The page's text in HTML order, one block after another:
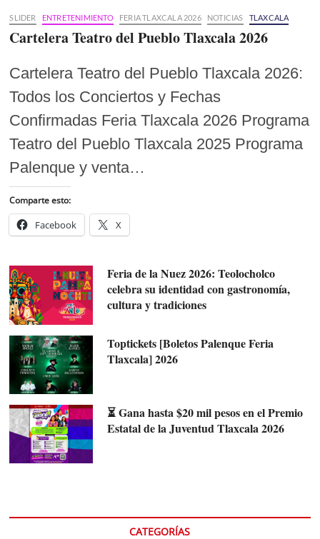
SLIDER ENTRETENIMIENTO FERIA TLAXCALA 2026 NOTICIAS TLAXCALA
Cartelera Teatro del Pueblo Tlaxcala 2026
Cartelera Teatro del Pueblo Tlaxcala 2026:
Todos los Conciertos y Fechas
Confirmadas Feria Tlaxcala 2026 Programa
Teatro del Pueblo Tlaxcala 2025 Programa
Palenque y venta…
Comparte esto:
Facebook X
Feria de la Nuez 2026: Teolocholco
celebra su identidad con gastronomía,
cultura y tradiciones
Toptickets [Boletos Palenque Feria
Tlaxcala] 2026
⏳ Gana hasta $20 mil pesos en el Premio
Estatal de la Juventud Tlaxcala 2026
CATEGORÍAS